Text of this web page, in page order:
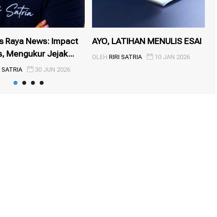
Raya News: Impact
Mengukur Jejak...
SATRIA 30 JUN 2026
AYO, LATIHAN MENULIS ESAI
OLEHRIRI SATRIA 10 JAN 2026